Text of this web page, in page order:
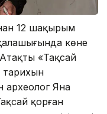
12 шақырым
көне
«Тақсай
тарихын
археолог Яна
қорған